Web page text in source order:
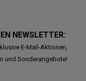
NEWSLETTER:
E-Mail-Aktionen,
und Sonderangebote!